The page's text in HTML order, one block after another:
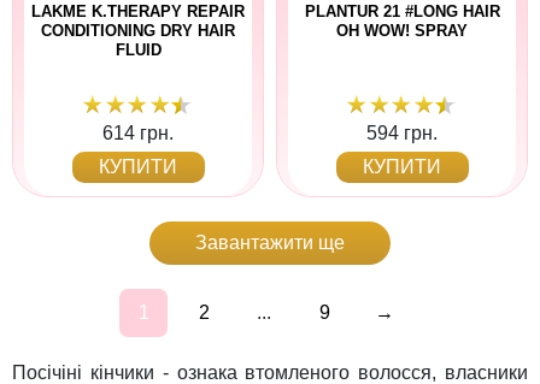
LAKME K.THERAPY REPAIR
CONDITIONING DRY HAIR
FLUID
614 грн.
КУПИТИ
PLANTUR 21 #LONG HAIR
OH WOW! SPRAY
594 грн.
КУПИТИ
Завантажити ще
1 2 ... 9 →
Посічіні кінчики - ознака втомленого волосся, власники